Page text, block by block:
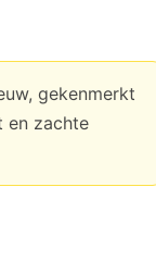
gekenmerkt
en zachte